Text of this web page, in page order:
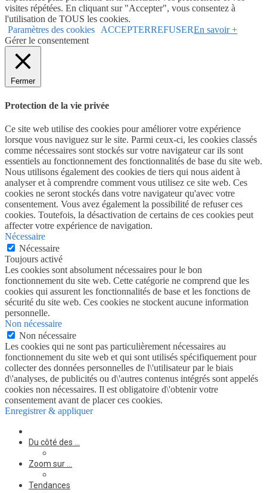
visites répétées. En cliquant sur "Accepter", vous consentez à
l'utilisation de TOUS les cookies.
Paramètres des cookies ACCEPTERREFUSEREn savoir +
Gérer le consentement
Fermer
Protection de la vie privée
Ce site web utilise des cookies pour améliorer votre expérience
lorsque vous naviguez sur le site. Parmi ceux-ci, les cookies classés
comme nécessaires sont stockés sur votre navigateur car ils sont
essentiels au fonctionnement des fonctionnalités de base du site web.
Nous utilisons également des cookies de tiers qui nous aident à
analyser et à comprendre comment vous utilisez ce site web. Ces
cookies ne seront stockés dans votre navigateur qu'avec votre
consentement. Vous avez également la possibilité de refuser ces
cookies. Toutefois, la désactivation de certains de ces cookies peut
affecter votre expérience de navigation.
Nécessaire
Nécessaire
Toujours activé
Les cookies sont absolument nécessaires pour le bon
fonctionnement du site web. Cette catégorie ne comprend que les
cookies qui assurent les fonctionnalités de base et les fonctions de
sécurité du site web. Ces cookies ne stockent aucune information
personnelle.
Non nécessaire
Non nécessaire
Les cookies qui ne sont pas particulièrement nécessaires au
fonctionnement du site web et qui sont utilisés spécifiquement pour
collecter des données personnelles de l\'utilisateur par le biais
d\'analyses, de publicités ou d\'autres contenus intégrés sont appelés
cookies non nécessaires. Il est obligatoire d\'obtenir votre
consentement avant de placer ces cookies.
Enregistrer & appliquer
Du côté des …
Zoom sur …
Tendances